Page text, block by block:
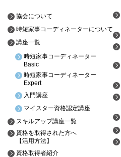
協会について
時短家事コーディネーターについて
講座一覧
時短家事コーディネーター
Basic
時短家事コーディネーター
Expert
入門講座
マイスター資格認定講座
スキルアップ講座一覧
資格を取得された方へ
【活用方法】
資格取得者紹介